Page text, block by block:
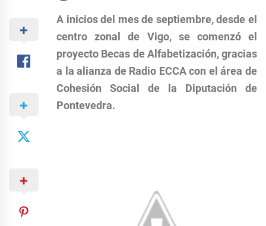
A inicios del mes de septiembre, desde el
centro zonal de Vigo, se comenzó el
proyecto Becas de Alfabetización, gracias
a la alianza de Radio ECCA con el área de
Cohesión Social de la Diputación de
Pontevedra.